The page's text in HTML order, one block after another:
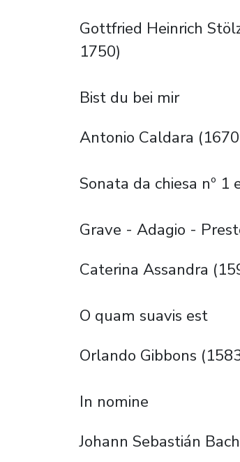
Gottfried Heinrich
1750)
Bist du bei mir
Antonio Caldara
Sonata da chiesa nº 1
Grave - Adagio -
Caterina Assandra
O quam suavis est
Orlando Gibbons
In nomine
Johann Sebastián